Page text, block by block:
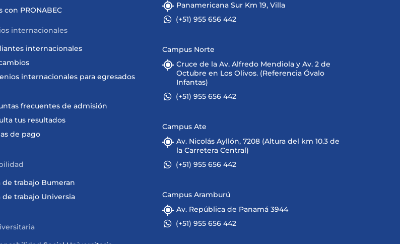
con PRONABEC
internacionales
internacionales
internacionales para egresados
frecuentes de admisión
tus resultados
de pago
de trabajo Bumeran
de trabajo Universia
Panamericana Sur Km 19, Villa
(+51) 955 656 442
Campus Norte
Cruce de la Av. Alfredo Mendiola y Av. 2 de
Octubre en Los Olivos. (Referencia Óvalo
Infantas)
(+51) 955 656 442
Campus Ate
Av. Nicolás Ayllón, 7208 (Altura del km 10.3 de
la Carretera Central)
(+51) 955 656 442
Campus Aramburú
Av. República de Panamá 3944
(+51) 955 656 442